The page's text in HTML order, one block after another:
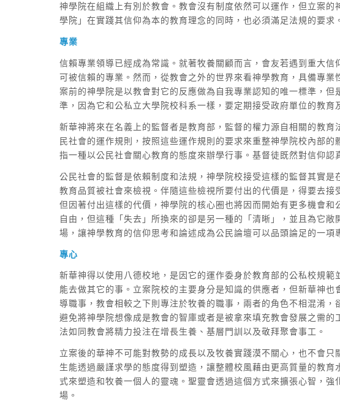
神學院在組織上有別於教會。教會沒有制度依然可以運作，但立案
學院」在實踐其信仰為本的教育理念的同時，也必須滿足法規的要
專業
信賴專業領導已經成為常識。就著牧養關顧而言，會友若遇到重大
可被信賴的專業。然而，從教會之外的世界來看神學教育，具備專
案前的神學院是以教會對它的反應做為自我專業認知的唯一標準，
準，因為它和公私立大學院校科系一樣，要定期接受政府單位的教育
新華神將來在名義上的監督者是教育部，監督的權力源自相關的教
民社會的運作規則，按照這些運作規則的要求來重整神學院校內部
指一種以公民社會關心教育的態度來辦學行事。基督徒既然對信仰
公民社會的監督是依賴制度和法規，神學院校接受這樣的監督其實
教育品質被社會來檢視。伴隨這些檢視所要付出的代價是，得要去
但因著付出這樣的代價，神學院的核心圈也將因而開始有更多機會
自由，但這種「失去」所換來的卻是另一種的「清晰」，並且為它
場，讓神學教育的信仰思考和論述成為公民論壇可以品頭論足的一項
專心
新華神得以使用八德校地，是因它的運作委身於教育部的公私校規
能去做其它的事。立案院校的主要身分是知識的供應者，但新華神
導職事，教會相較之下則專注於牧養的職事，兩者的角色不相混淆
避免將神學院想像成是教會的智庫或者是被拿來填充教會發展之需
法如同教會將精力投注在增長生養、基層門訓以及敬拜聚會事工。
立案後的華神不可能對教勢的成長以及牧養實踐漠不關心，也不會
生能透過嚴謹求學的態度得到塑造，讓整體校風藉由更高質量的教
式來塑造和牧養一個人的靈魂。聖靈會透過這個方式來擴張心智，
場。